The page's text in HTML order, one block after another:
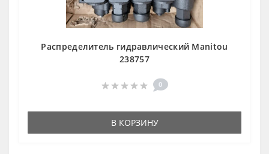
Распределитель гидравлический Manitou
238757
0
В КОРЗИНУ